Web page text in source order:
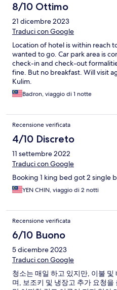
8/10 Ottimo
21 dicembre 2023
Traduci con Google
Location of hotel is within reach
wanted to go. Car park area is
check-in and check-out
fine. But no breakfast. Will visit
Kulim.
Badron, viaggio di 1 notte
Recensione verificata
4/10 Discreto
11 settembre 2022
Traduci con Google
Booking 1 king bed got 2 single
YEN CHIN, viaggio di 2 notti
Recensione verificata
6/10 Buono
5 dicembre 2023
Traduci con Google
청소는 매일 하고 있지만, 이불
며, 보조키 및 냉장고 추가 요청